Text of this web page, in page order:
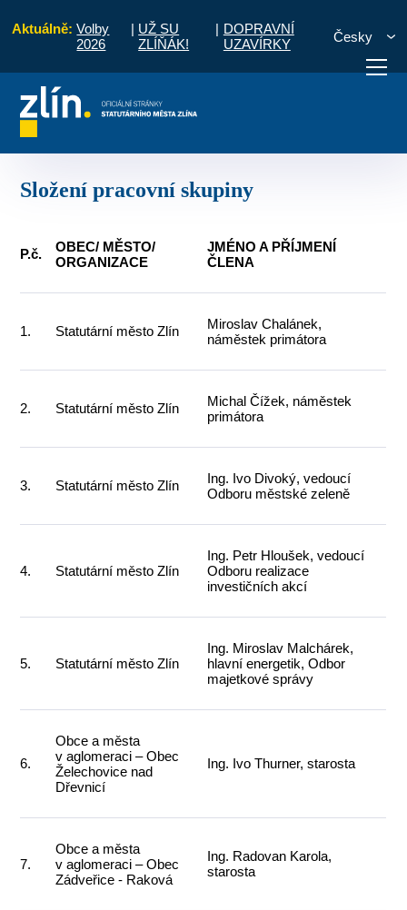
Aktuálně: Volby
2026
| UŽ SU
ZLÍŇÁK!
| DOPRAVNÍ
UZAVÍRKY
Česky
vyřídit Potřebuji zaplatit
Složení pracovní skupiny
P.č.
OBEC/ MĚSTO/
ORGANIZACE
JMÉNO A PŘÍJMENÍ
ČLENA
1. Statutární město Zlín
Miroslav Chalánek,
náměstek primátora
2. Statutární město Zlín
Michal Čížek, náměstek
primátora
3. Statutární město Zlín
Ing. Ivo Divoký, vedoucí
Odboru městské zeleně
4. Statutární město Zlín
Ing. Petr Hloušek, vedoucí
Odboru realizace
investičních akcí
5. Statutární město Zlín
Ing. Miroslav Malchárek,
hlavní energetik, Odbor
majetkové správy
6.
Obce a města
v aglomeraci – Obec
Želechovice nad
Dřevnicí
Ing. Ivo Thurner, starosta
7.
Obce a města
v aglomeraci – Obec
Zádveřice - Raková
Ing. Radovan Karola,
starosta